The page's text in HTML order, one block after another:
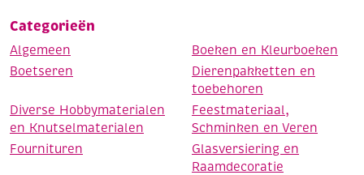
Categorieën
Algemeen
Boeken en Kleurboeken
Boetseren
Dierenpakketten en
toebehoren
Diverse Hobbymaterialen
en Knutselmaterialen
Feestmateriaal,
Schminken en Veren
Fournituren
Glasversiering en
Raamdecoratie